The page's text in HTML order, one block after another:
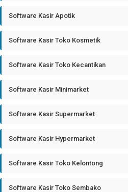
Software Kasir Apotik
Software Kasir Toko Kosmetik
Software Kasir Toko Kecantikan
Software Kasir Minimarket
Software Kasir Supermarket
Software Kasir Hypermarket
Software Kasir Toko Kelontong
Software Kasir Toko Sembako